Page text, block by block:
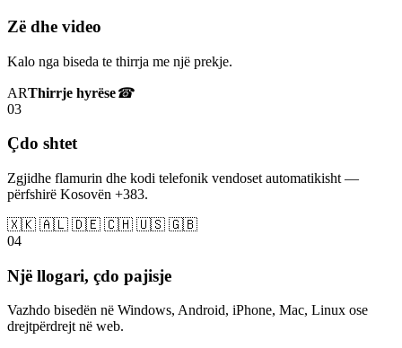
Zë dhe video
Kalo nga biseda te thirrja me një prekje.
ARThirrje hyrëse☎
03
Çdo shtet
Zgjidhe flamurin dhe kodi telefonik vendoset automatikisht —
përfshirë Kosovën +383.
🇽🇰 🇦🇱 🇩🇪 🇨🇭 🇺🇸 🇬🇧
04
Një llogari, çdo pajisje
Vazhdo bisedën në Windows, Android, iPhone, Mac, Linux ose
drejtpërdrejt në web.